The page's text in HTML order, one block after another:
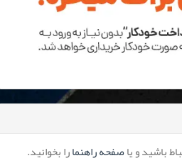
باشید و یاصفحه راهنمارا بخوانید.